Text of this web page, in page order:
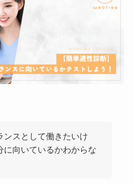
ンスとして働きたいけ
に向いているかわからな